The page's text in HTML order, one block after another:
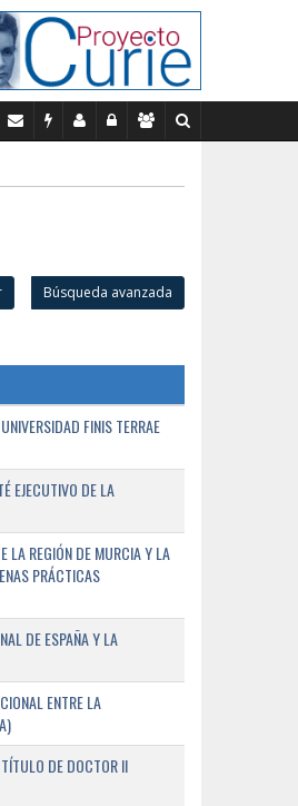
Búsqueda avanzada
FINIS TERRAE
EJECUTIVO DE LA
LA REGIÓN DE MURCIA Y LA
PRÁCTICAS
DE ESPAÑA Y LA
ENTRE LA
DE DOCTOR II